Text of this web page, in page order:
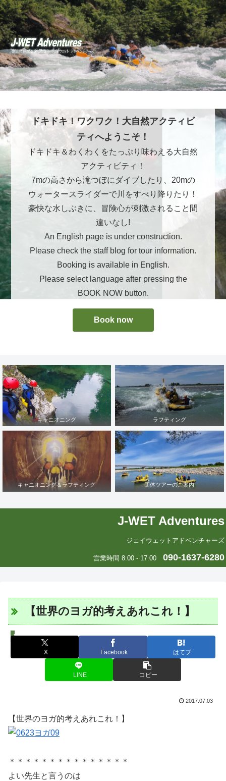
ドキドキ！ワクワク！大自然アクティビ
ティへようこそ！
ドキドキ＆わくわくをたっぷり味わえる大自然
アクティビティ！
7mの高さから滝つぼにダイブしたり、20mの
ウォータースライダーで川をすべり降りたり！
豪快な水しぶきに、冒険心が刺激されること間
違いなし!
An English page is under construction.
Please check the staff blog for tour information.
Booking is available in English.
Please select language after pressing the
BOOK NOW button.
Book now
キャニオニング ラフティング
キャニオニング＆ラフティング 団体ツアーのご案内
J-WET Adventures
ジェイウェットアドベンチャーズ
営業時間 8:00 - 17:00 090-1637-6280
【世界のヨガ的考えあれこれ！】
J-WETインド支部～ヨガのこころ～
X Facebook はてブ
LINE コピー
2017.07.03
【世界のヨガ的考えあれこれ！】
＊＊＊＊＊＊＊＊＊＊＊＊＊＊＊
よい先生と言うのは